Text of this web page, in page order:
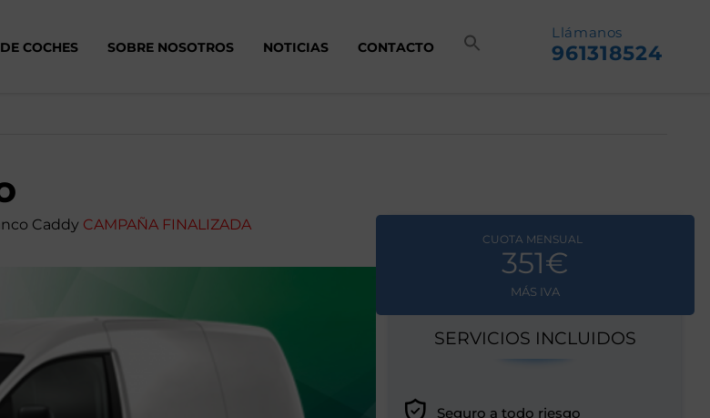
COCHES SOBRE NOSOTROS NOTICIAS CONTACTO
Llámanos
961318524
Caddy CAMPAÑA FINALIZADA
CUOTA MENSUAL
351€
MÁS IVA
SERVICIOS INCLUIDOS
Seguro a todo riesgo